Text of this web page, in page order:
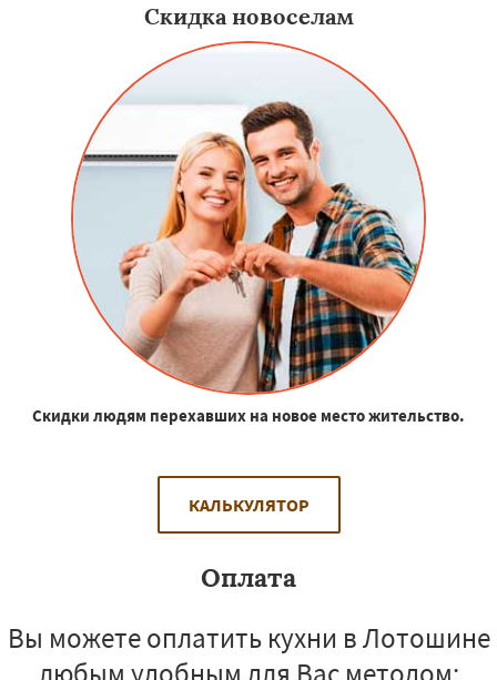
Скидка новоселам
Скидки людям перехавших на новое место жительство.
КАЛЬКУЛЯТОР
Оплата
Вы можете оплатить кухни в Лотошине